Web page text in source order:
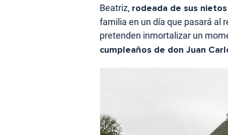
Beatriz, rodeada de sus
familia en un día que pasará al
pretenden inmortalizar un
cumpleaños de don Juan